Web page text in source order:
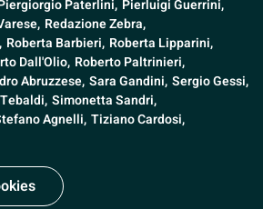
Paterlini, Pierluigi Guerrini,
Redazione Zebra,
Roberta Barbieri, Roberta Lipparini,
Dall'Olio, Roberto Paltrinieri,
Abruzzese, Sara Gandini, Sergio Gessi,
Simonetta Sandri,
Agnelli, Tiziano Cardosi,